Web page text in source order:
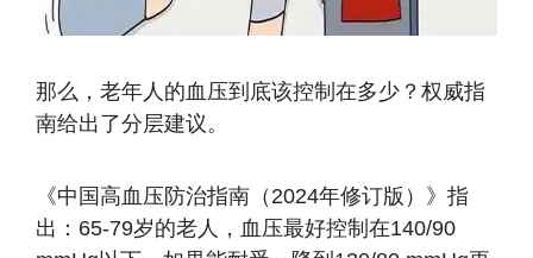
那么，老年人的血压到底该控制在多少？权威指
南给出了分层建议。
《中国高血压防治指南（2024年修订版）》指
出：65-79岁的老人，血压最好控制在140/90